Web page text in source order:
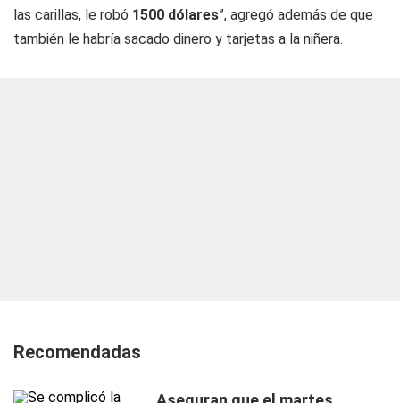
las carillas, le robó 1500 dólares”, agregó además de que
también le habría sacado dinero y tarjetas a la niñera.
Recomendadas